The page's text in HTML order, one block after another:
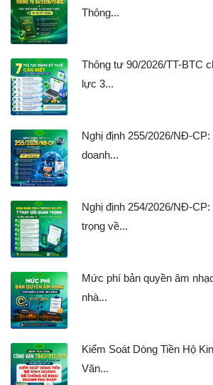
Thông...
Thông tư 90/2026/TT-BTC
lực 3...
Nghị định 255/2026/NĐ-
doanh...
Nghị định 254/2026/NĐ-CP:
trọng về...
Mức phí bản quyền âm
nhà...
Kiểm Soát Dòng Tiền Hộ
Văn...